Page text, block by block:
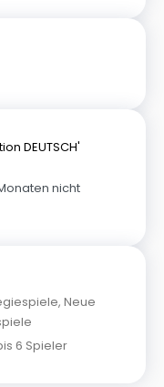
DEUTSCH'
nicht
, Neue
6 Spieler